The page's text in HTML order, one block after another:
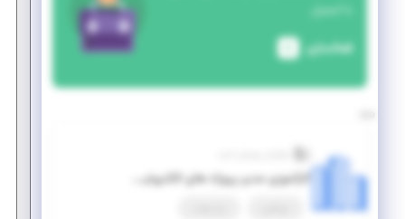
با ایمیل
فعالسازی